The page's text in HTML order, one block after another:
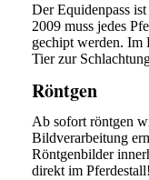
Der Equidenpass
2009 muss jedes
gechipt werden. Im
Tier zur
Röntgen
Ab sofort röntgen
Bildverarbeitung
Röntgenbilder
direkt im Pferdestall!